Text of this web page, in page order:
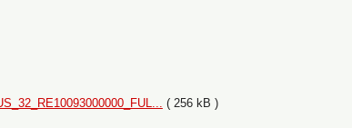
( 256 kB )